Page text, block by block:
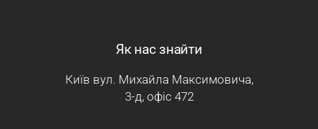
Як нас знайти
Київ вул. Михайла Максимовича,
3-д, офіс 472